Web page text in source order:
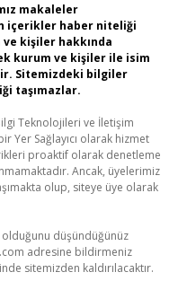
makaleler
içerikler haber niteliği
kişiler hakkında
kurum ve kişiler ile isim
Sitemizdeki bilgiler
taşımazlar.
Teknolojileri ve İletişim
Yer Sağlayıcı olarak hizmet
proaktif olarak denetleme
Ancak, üyelerimiz
olup, siteye üye olarak
olduğunu düşündüğünüz
adresine bildirmeniz
sitemizden kaldırılacaktır.